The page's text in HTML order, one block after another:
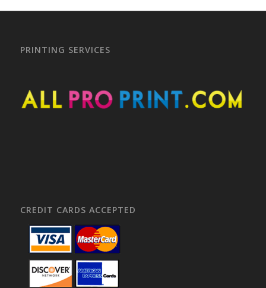
PRINTING SERVICES
CREDIT CARDS ACCEPTED